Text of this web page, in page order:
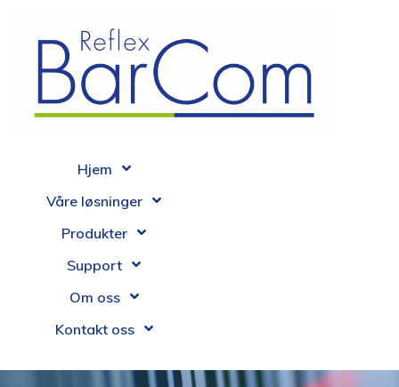
Hjem
Våre løsninger
Produkter
Support
Om oss
Kontakt oss